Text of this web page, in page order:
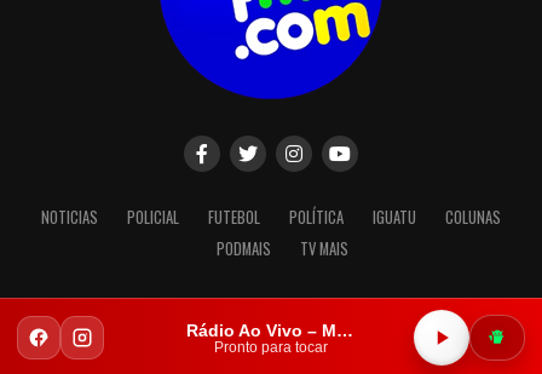
NOTICIAS POLICIAL FUTEBOL POLÍTICA IGUATU
COLUNAS
PODMAIS
TV MAIS
Copyright © 2023. Todos os direitos reservados.
Rádio Ao Vivo – Mais FM Iguatu
Pronto para tocar